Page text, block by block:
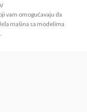
vam omogućavaju da
mašina sa modelima